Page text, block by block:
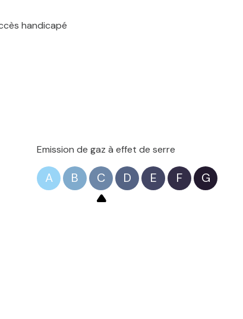
handicapé
Emission de gaz à effet de serre
A B C D E F G